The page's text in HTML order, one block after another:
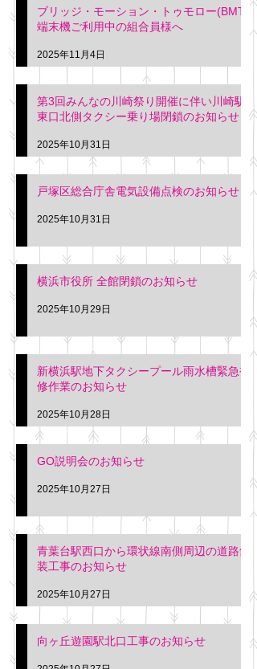
ブリッジ・モーション・トゥモロー(BMT)
端末機ご利用中の組合員様へ
2025年11月4日
第3回みんなの川崎祭り開催に伴い川崎駅
東口北側タクシー乗り場閉鎖のお知らせ
2025年10月31日
戸塚区総合庁舎電気設備点検のお知らせ
2025年10月31日
横浜市役所 全館閉鎖のお知らせ
2025年10月29日
新横浜駅地下タクシープール雨水槽緊急補
修作業のお知らせ
2025年10月28日
GO説明会のお知らせ
2025年10月27日
青葉台駅西口から環状線南側周辺の道路舗
装工事のお知らせ
2025年10月27日
向ヶ丘遊園駅北口工事のお知らせ